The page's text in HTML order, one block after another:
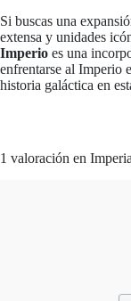
Si buscas una
extensa y unidades
Imperio es una
enfrentarse al Imperio
historia galáctica en
1 valoración en